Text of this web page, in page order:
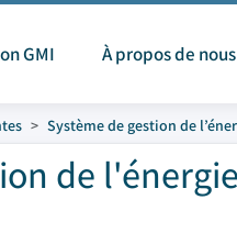
GMI À propos de nous
Système de gestion de
de